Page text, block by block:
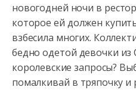
новогодней ночи в
которое ей должен
взбесила многих.
бедно одетой девочки из
королевские запросы?
помалкивай в тряпочку и